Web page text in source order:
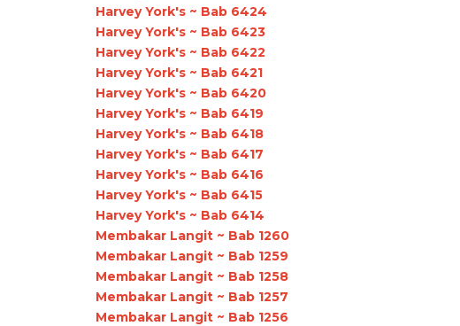
Harvey York's ~ Bab 6424
Harvey York's ~ Bab 6423
Harvey York's ~ Bab 6422
Harvey York's ~ Bab 6421
Harvey York's ~ Bab 6420
Harvey York's ~ Bab 6419
Harvey York's ~ Bab 6418
Harvey York's ~ Bab 6417
Harvey York's ~ Bab 6416
Harvey York's ~ Bab 6415
Harvey York's ~ Bab 6414
Membakar Langit ~ Bab 1260
Membakar Langit ~ Bab 1259
Membakar Langit ~ Bab 1258
Membakar Langit ~ Bab 1257
Membakar Langit ~ Bab 1256